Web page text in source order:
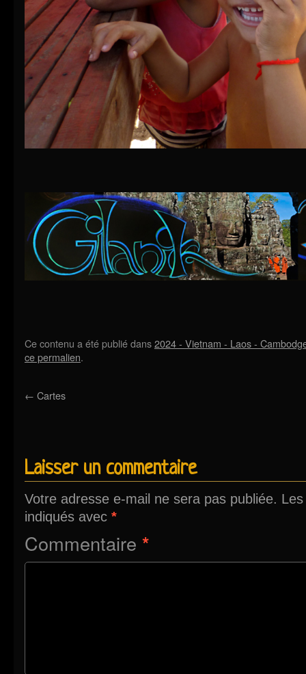
Ce contenu a été publié dans2024 - Vietnam - Laos -
ce permalien.
← Cartes
Laisser un commentaire
Votre adresse e-mail ne sera pas publiée.
indiqués avec *
Commentaire *